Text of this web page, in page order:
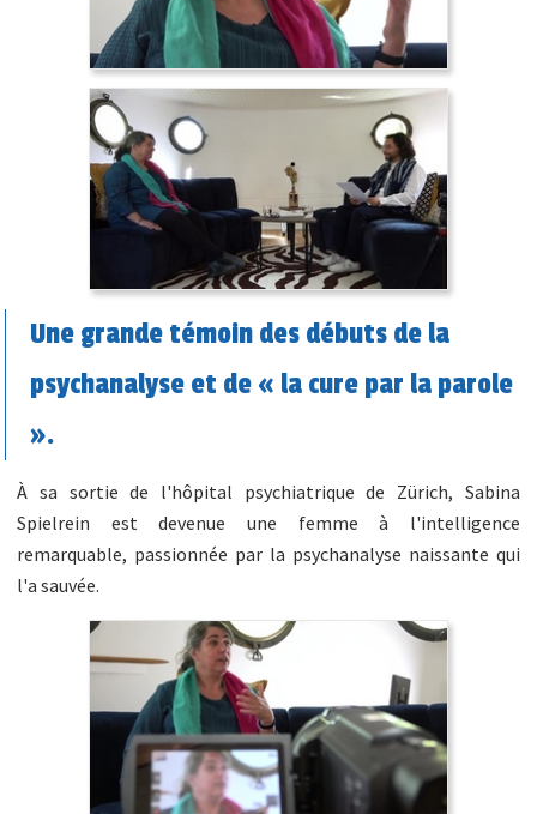
Une grande témoin des débuts de la
psychanalyse et de « la cure par la parole
».
À sa sortie de l'hôpital psychiatrique de Zürich, Sabina
Spielrein est devenue une femme à l'intelligence
remarquable, passionnée par la psychanalyse naissante qui
l'a sauvée.